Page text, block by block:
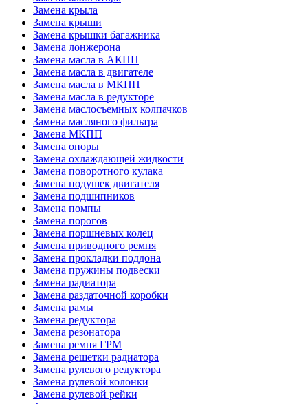
Замена крыла
Замена крыши
Замена крышки багажника
Замена лонжерона
Замена масла в АКПП
Замена масла в двигателе
Замена масла в МКПП
Замена масла в редукторе
Замена маслосъемных колпачков
Замена масляного фильтра
Замена МКПП
Замена опоры
Замена охлаждающей жидкости
Замена поворотного кулака
Замена подушек двигателя
Замена подшипников
Замена помпы
Замена порогов
Замена поршневых колец
Замена приводного ремня
Замена прокладки поддона
Замена пружины подвески
Замена радиатора
Замена раздаточной коробки
Замена рамы
Замена редуктора
Замена резонатора
Замена ремня ГРМ
Замена решетки радиатора
Замена рулевого редуктора
Замена рулевой колонки
Замена рулевой рейки